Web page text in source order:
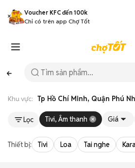
Voucher KFC đến 100k
Chỉ có trên app Chợ Tốt
Khu vực: Tp Hồ Chí Minh, Quận Phú
Lọc Tivi, Âm thanh Giá
Thiết bị: Tivi Loa Tai nghe